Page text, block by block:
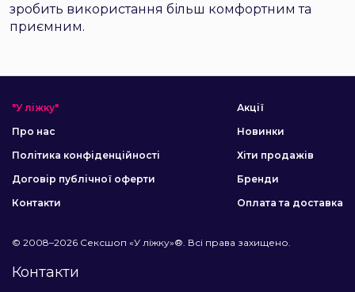
зробить використання більш комфортним та
приємним.
"У ліжку"
Про нас
Політика конфіденційності
Договір публічної оферти
Контакти
Акції
Новинки
Хіти продажів
Бренди
Оплата та доставка
© 2008–2026 Сексшоп «У ліжку»®. Всі права захищено.
Контакти